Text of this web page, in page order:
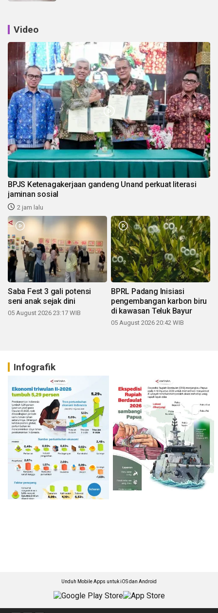
Video
BPJS Ketenagakerjaan gandeng Unand perkuat literasi
jaminan sosial
2 jam lalu
Saba Fest 3 gali potensi
seni anak sejak dini
05 August 2026 23:17 WIB
BPRL Padang Inisiasi
pengembangan karbon biru
di kawasan Teluk Bayur
05 August 2026 20:42 WIB
Infografik
Unduh Mobile Apps untuk iOS dan Android